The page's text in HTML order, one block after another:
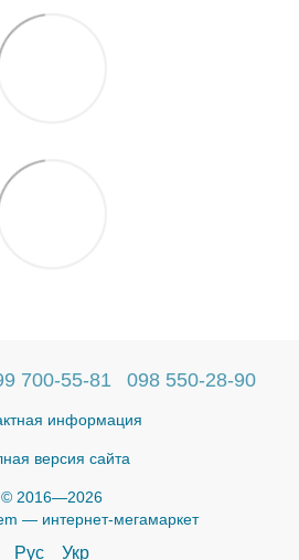
700-55-81 098 550-28-90
информация
версия сайта
© 2016—2026
— интернет-мегамаркет
Рус Укр